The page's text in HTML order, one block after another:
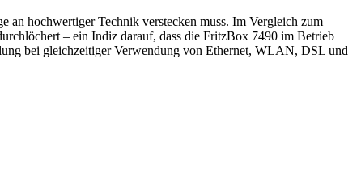
an hochwertiger Technik verstecken muss. Im Vergleich zum
– ein Indiz darauf, dass die FritzBox 7490 im Betrieb
bei gleichzeitiger Verwendung von Ethernet, WLAN, DSL und